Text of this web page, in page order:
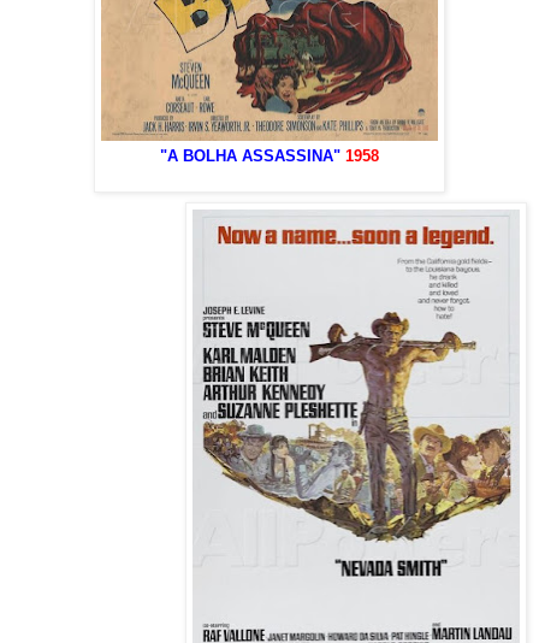
"A BOLHA ASSASSINA" 1958